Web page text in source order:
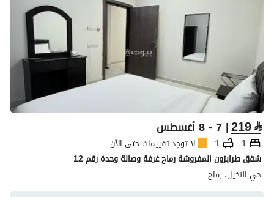
⃁
219| 7 - 8 أغسطس
1
1
لا توجد تقييمات حتى الآن
شقق طرابزون المفروشة رماح غرفة وصالة وحدة رقم 12
حي النخيل، رماح